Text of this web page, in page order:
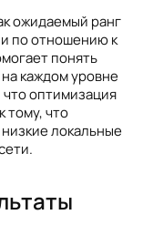
ожидаемый ранг
по отношению к
понять
каждом уровне
оптимизация
тому, что
локальные